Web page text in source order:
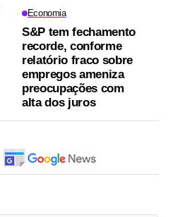
Economia
S&P tem fechamento
recorde, conforme
relatório fraco sobre
empregos ameniza
preocupações com
alta dos juros